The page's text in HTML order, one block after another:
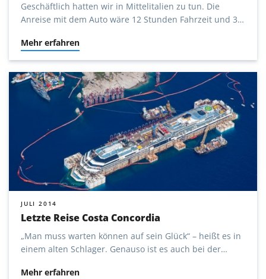
Geschäftlich hatten wir in Mittelitalien zu tun. Die
Anreise mit dem Auto wäre 12 Stunden Fahrzeit und 3
kaum mehr als 2 Stunden und nur 1 Tag.
Mehr erfahren
JULI 2014
Letzte Reise Costa Concordia
„Man muss warten können auf sein Glück“ – heißt es in
einem alten Schlager. Genauso ist es auch bei der
Mehr erfahren